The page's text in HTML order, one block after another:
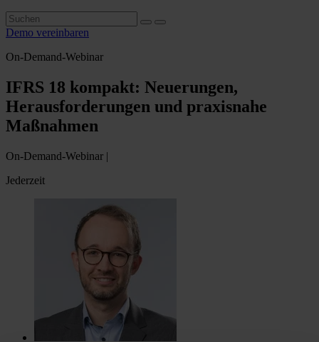
Demo vereinbaren
On-Demand-Webinar
IFRS 18 kompakt: Neuerungen,
Herausforderungen und praxisnahe
Maßnahmen
On-Demand-Webinar |
Jederzeit